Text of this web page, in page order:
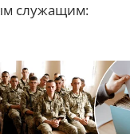
служащим: